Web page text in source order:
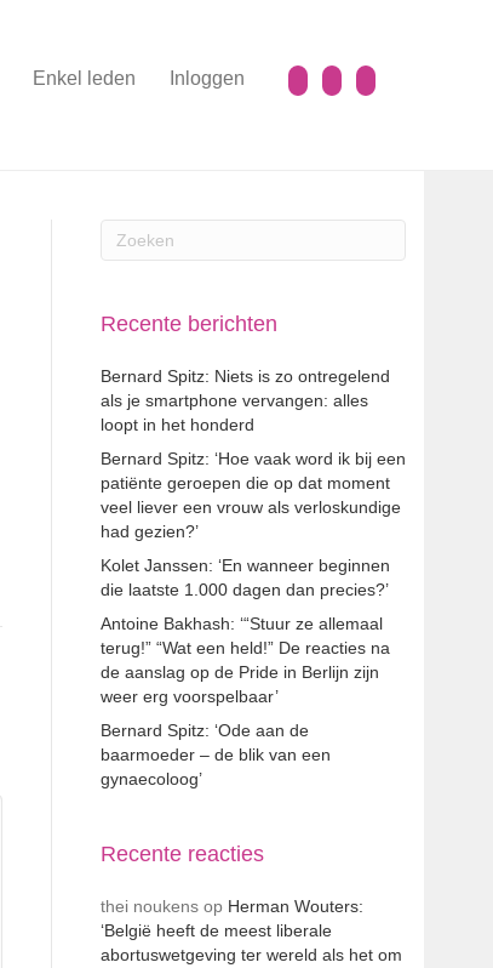
Enkel leden Inloggen
Recente berichten
Bernard Spitz: Niets is zo ontregelend
als je smartphone vervangen: alles
loopt in het honderd
Bernard Spitz: ‘Hoe vaak word ik bij een
patiënte geroepen die op dat moment
veel liever een vrouw als verloskundige
had gezien?’
Kolet Janssen: ‘En wanneer beginnen
die laatste 1.000 dagen dan precies?’
Antoine Bakhash: ‘“Stuur ze allemaal
terug!” “Wat een held!” De reacties na
de aanslag op de Pride in Berlijn zijn
weer erg voorspelbaar’
Bernard Spitz: ‘Ode aan de
baarmoeder – de blik van een
gynaecoloog’
Recente reacties
thei noukensop Herman Wouters:
‘België heeft de meest liberale
abortuswetgeving ter wereld als het om